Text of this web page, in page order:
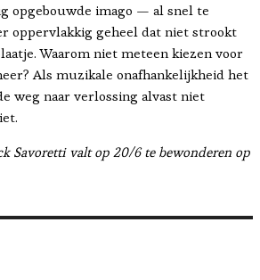
opgebouwde imago — al snel te
oppervlakkig geheel dat niet strookt
Waarom niet meteen kiezen voor
Als muzikale onafhankelijkheid het
weg naar verlossing alvast niet
Savoretti valt op 20/6 te bewonderen op